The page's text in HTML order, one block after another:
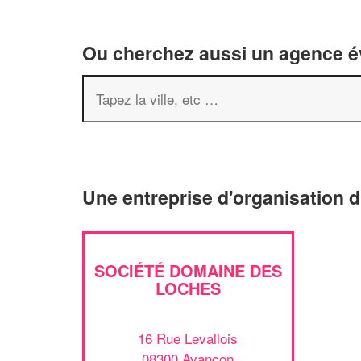
Ou cherchez aussi un agence
Une entreprise d'organisation
SOCIÉTÉ DOMAINE DES
LOCHES
16 Rue Levallois